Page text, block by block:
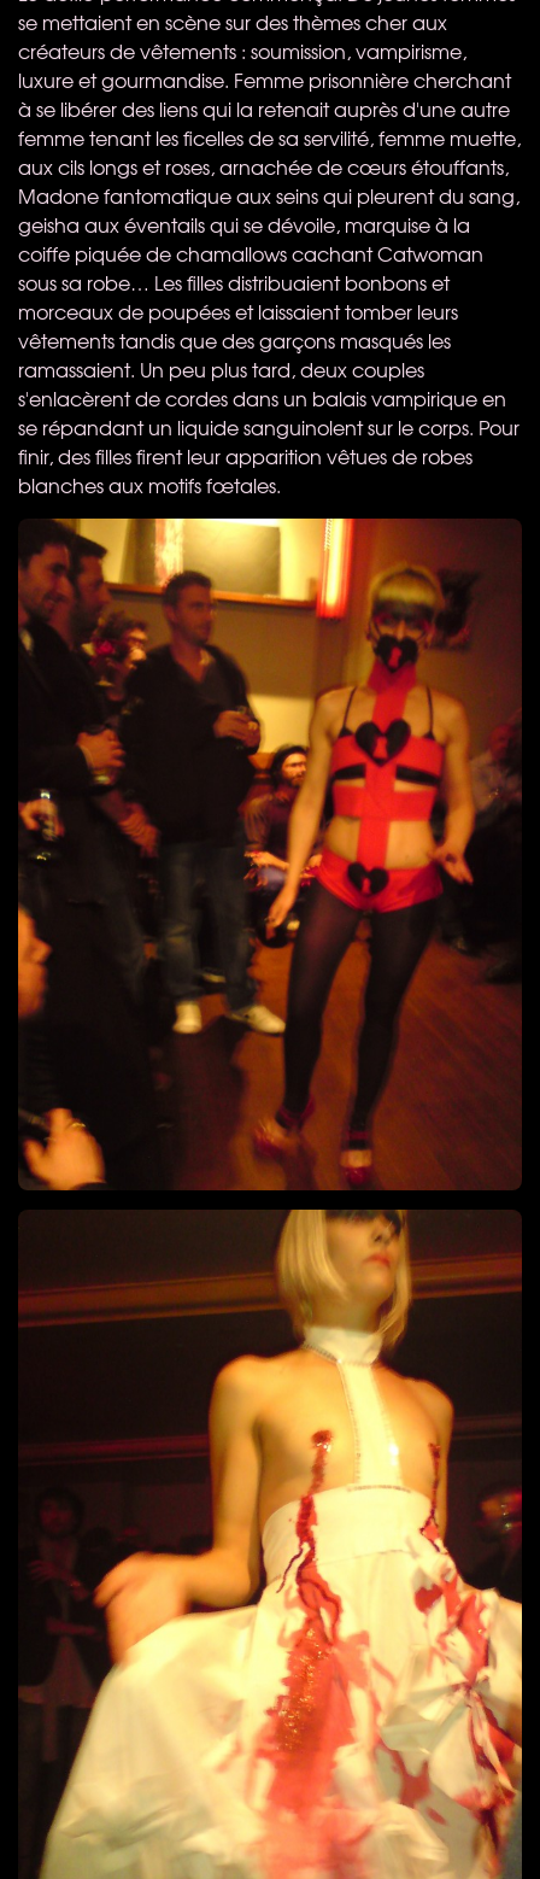
se mettaient en scène sur des thèmes cher aux
créateurs de vêtements : soumission, vampirisme,
luxure et gourmandise. Femme prisonnière cherchant
à se libérer des liens qui la retenait auprès d'une autre
femme tenant les ficelles de sa servilité, femme muette,
aux cils longs et roses, arnachée de cœurs étouffants,
Madone fantomatique aux seins qui pleurent du sang,
geisha aux éventails qui se dévoile, marquise à la
coiffe piquée de chamallows cachant Catwoman
sous sa robe… Les filles distribuaient bonbons et
morceaux de poupées et laissaient tomber leurs
vêtements tandis que des garçons masqués les
ramassaient. Un peu plus tard, deux couples
s'enlacèrent de cordes dans un balais vampirique en
se répandant un liquide sanguinolent sur le corps. Pour
finir, des filles firent leur apparition vêtues de robes
blanches aux motifs fœtales.